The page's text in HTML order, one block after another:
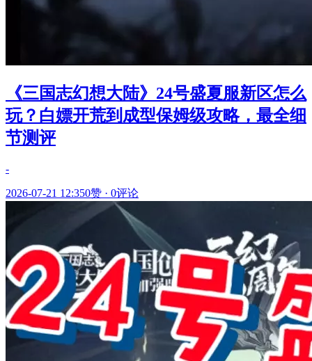
《三国志幻想大陆》24号盛夏服新区怎么
玩？白嫖开荒到成型保姆级攻略，最全细
节测评
-
2026-07-21 12:350赞 · 0评论